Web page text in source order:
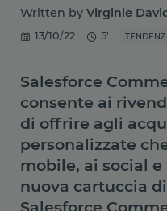
Written by Virginie
13/10/22 5'
Salesforce
consente ai
di offrire agli
personalizzate
mobile, ai social e
nuova cartuccia
Salesforce